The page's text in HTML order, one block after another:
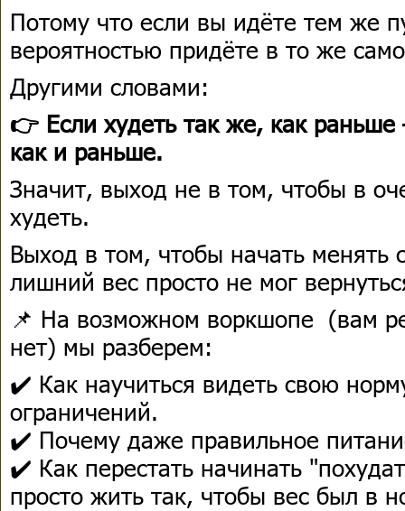
Потому что если вы идёте тем же
вероятностью придёте в то же
Другими словами:
👉 Если худеть так же, как
как и раньше.
Значит, выход не в том, чтобы в
худеть.
Выход в том, чтобы начать менять
лишний вес просто не мог
📌 На возможном воркшопе (вам
нет) мы разберем:
✔️ Как научиться видеть свою
ограничений.
✔️ Почему даже правильное
✔️ Как перестать начинать
просто жить так, чтобы вес был в